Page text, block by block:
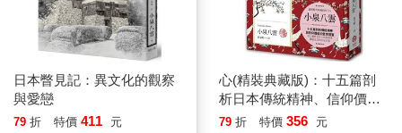
日本瞥見記：異文化的觀察
與愛戀
79 折 特價 411 元
心(精裝典藏版)：十五篇剖
析日本傳統精神、信仰價值
的哲思隨筆
79 折 特價 356 元